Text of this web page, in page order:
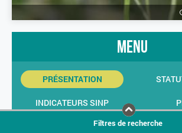
menu
PRÉSENTATION
INDICATEURS SINP
Filtres de recherche